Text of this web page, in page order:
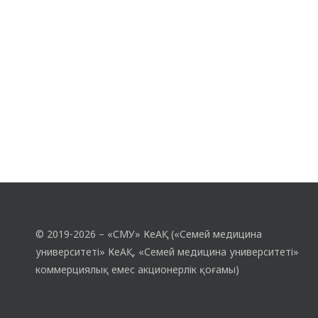
© 2019-2026 – «СМУ» КеАҚ («Семей медицина
университеті» КеАҚ, «Семей медицина университеті»
коммерциялық емес акционерлік қоғамы)